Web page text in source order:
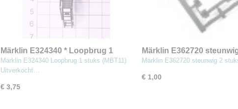
Märklin E324340 * Loopbrug 1
stuks (MBT11)
Märklin E324340 Loopbrug 1 stuks (MBT11)
Uitverkocht…
€ 3,75
Märklin E362720
(MBT11)
Märklin E362720 steunwig 2
€ 1,00